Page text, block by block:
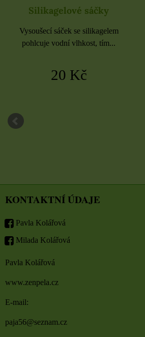
Organzové sáčky 9x12 cm
Organzové sáčky najdou uplatnění
při rychlém zabalení dárků,...
7 Kč
KONTAKTNÍ ÚDAJE
Pavla Kolářová
Milada Kolářová
Pavla Kolářová
www.zenpela.cz
E-mail:
paja56@seznam.cz